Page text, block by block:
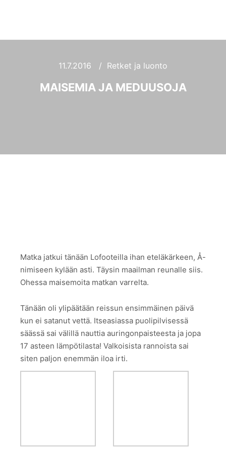
11.7.2016
Retket ja luonto
MAISEMIA JA MEDUUSOJA
Matka jatkui tänään Lofooteilla ihan eteläkärkeen, Å-
nimiseen kylään asti. Täysin maailman reunalle siis.
Ohessa maisemoita matkan varrelta.
Tänään oli ylipäätään reissun ensimmäinen päivä
kun ei satanut vettä. Itseasiassa puolipilvisessä
säässä sai välillä nauttia auringonpaisteesta ja jopa
17 asteen lämpötilasta! Valkoisista rannoista sai
siten paljon enemmän iloa irti.